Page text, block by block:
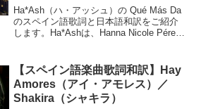
Ha*Ash（ハ・アッシュ）の Qué Más Da
のスペイン語歌詞と日本語和訳をご紹介
します。Ha*Ashは、Hanna Nicole Pérez
【スペイン語楽曲歌詞和訳】Hay
Amores（アイ・アモレス）／
Shakira（シャキラ）